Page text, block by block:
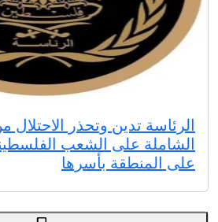
الرئاسة تدين وتحذر
الشاملة على الشعب
على المنطقة بأسرها